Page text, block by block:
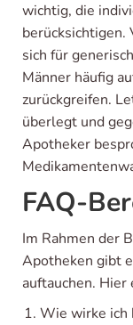
wichtig, die
berücksichtigen.
sich für
Männer häufig
zurückgreifen.
überlegt und
Apotheker
FAQ-
Im Rahmen der
Apotheken gibt
auftauchen.
Wie wirke ich